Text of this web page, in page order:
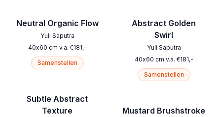
Neutral Organic Flow
Yuli Saputra
40x60 cm v.a. €181,-
Samenstellen
Subtle Abstract
Texture
Abstract Golden
Swirl
Yuli Saputra
40x60 cm v.a. €181,-
Samenstellen
Mustard Brushstroke